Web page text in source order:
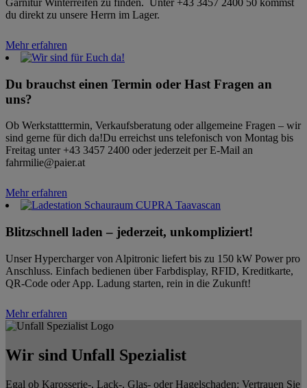
du direkt zu unsere Herrn im Lager.
Mehr erfahren
Du brauchst einen Termin oder Hast Fragen an
uns?
Ob Werkstatttermin, Verkaufsberatung oder allgemeine Fragen – wir
sind gerne für dich da!Du erreichst uns telefonisch von Montag bis
Freitag unter +43 3457 2400 oder jederzeit per E-Mail an
fahrmilie@paier.at
Mehr erfahren
Blitzschnell laden – jederzeit, unkompliziert!
Unser Hypercharger von Alpitronic liefert bis zu 150 kW Power pro
Anschluss. Einfach bedienen über Farbdisplay, RFID, Kreditkarte,
QR-Code oder App. Ladung starten, rein in die Zukunft!
Mehr erfahren
Wir sind Unfall Spezialist
Egal ob Karosserie-, Lack-, Glas- oder Hagelschaden: Vertrauen Sie